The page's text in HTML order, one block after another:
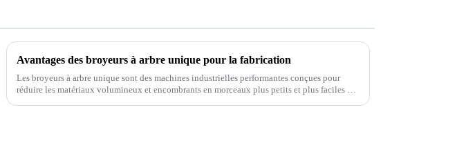
Avantages des broyeurs à arbre unique pour la fabrication
Les broyeurs à arbre unique sont des machines industrielles performantes conçues pour
réduire les matériaux volumineux et encombrants en morceaux plus petits et plus faciles à